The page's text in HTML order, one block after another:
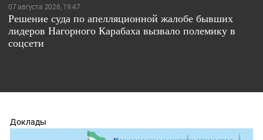
07 августа 2026, 19:47
Решение суда по апелляционной жалобе бывших
лидеров Нагорного Карабаха вызвало полемику в
соцсети
Доклады